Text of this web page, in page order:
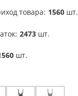
товара: 1560шт.
2473шт.
шт.